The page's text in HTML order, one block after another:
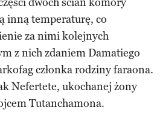
inną temperaturę, co
za nimi kolejnych
z nich zdaniem Damatiego
członka rodziny faraona.
Nefertete, ukochanej żony
Tutanchamona.